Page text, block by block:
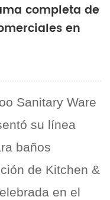
completa de
en
Sanitary Ware
su línea
baños
de Kitchen &
en el